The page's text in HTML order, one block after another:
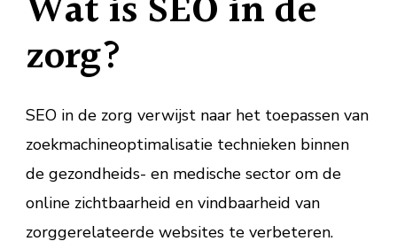
zorg?
SEO in de zorg verwijst naar het toepassen van
zoekmachineoptimalisatie technieken binnen
de gezondheids- en medische sector om de
online zichtbaarheid en vindbaarheid van
zorggerelateerde websites te verbeteren.